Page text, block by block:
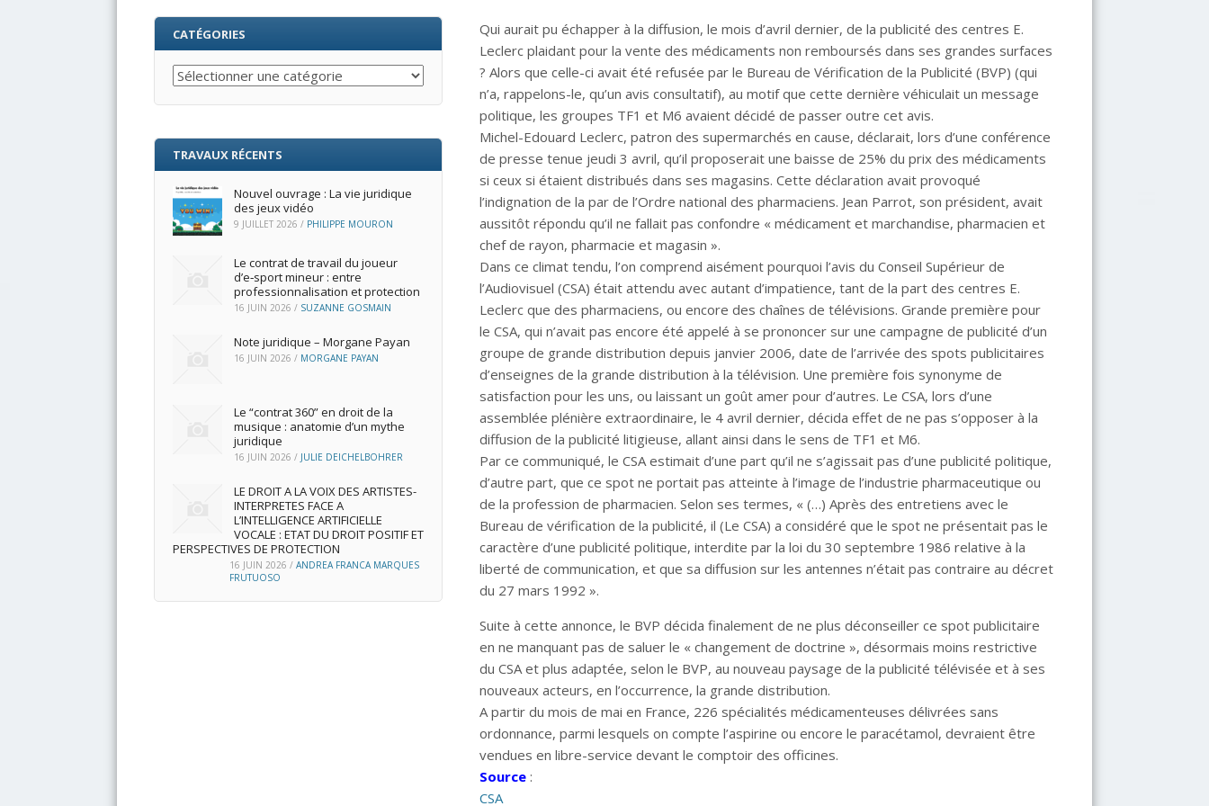
Qui aurait pu échapper à la diffusion, le mois d’avril dernier, de la publicité des centres E.
Leclerc plaidant pour la vente des médicaments non remboursés dans ses grandes surfaces
? Alors que celle-ci avait été refusée par le Bureau de Vérification de la Publicité (BVP) (qui
n’a, rappelons-le, qu’un avis consultatif), au motif que cette dernière véhiculait un message
politique, les groupes TF1 et M6 avaient décidé de passer outre cet avis.
Michel-Edouard Leclerc, patron des supermarchés en cause, déclarait, lors d’une conférence
de presse tenue jeudi 3 avril, qu’il proposerait une baisse de 25% du prix des médicaments
si ceux si étaient distribués dans ses magasins. Cette déclaration avait provoqué
l’indignation de la par de l’Ordre national des pharmaciens. Jean Parrot, son président, avait
aussitôt répondu qu’il ne fallait pas confondre « médicament et marchandise, pharmacien et
chef de rayon, pharmacie et magasin ».
Dans ce climat tendu, l’on comprend aisément pourquoi l’avis du Conseil Supérieur de
l’Audiovisuel (CSA) était attendu avec autant d’impatience, tant de la part des centres E.
Leclerc que des pharmaciens, ou encore des chaînes de télévisions. Grande première pour
le CSA, qui n’avait pas encore été appelé à se prononcer sur une campagne de publicité d’un
groupe de grande distribution depuis janvier 2006, date de l’arrivée des spots publicitaires
d’enseignes de la grande distribution à la télévision. Une première fois synonyme de
satisfaction pour les uns, ou laissant un goût amer pour d’autres. Le CSA, lors d’une
assemblée plénière extraordinaire, le 4 avril dernier, décida effet de ne pas s’opposer à la
diffusion de la publicité litigieuse, allant ainsi dans le sens de TF1 et M6.
Par ce communiqué, le CSA estimait d’une part qu’il ne s’agissait pas d’une publicité politique,
d’autre part, que ce spot ne portait pas atteinte à l’image de l’industrie pharmaceutique ou
de la profession de pharmacien. Selon ses termes, « (…) Après des entretiens avec le
Bureau de vérification de la publicité, il (Le CSA) a considéré que le spot ne présentait pas le
caractère d’une publicité politique, interdite par la loi du 30 septembre 1986 relative à la
liberté de communication, et que sa diffusion sur les antennes n’était pas contraire au décret
du 27 mars 1992 ».
Suite à cette annonce, le BVP décida finalement de ne plus déconseiller ce spot publicitaire
en ne manquant pas de saluer le « changement de doctrine », désormais moins restrictive
du CSA et plus adaptée, selon le BVP, au nouveau paysage de la publicité télévisée et à ses
nouveaux acteurs, en l’occurrence, la grande distribution.
A partir du mois de mai en France, 226 spécialités médicamenteuses délivrées sans
ordonnance, parmi lesquels on compte l’aspirine ou encore le paracétamol, devraient être
vendues en libre-service devant le comptoir des officines.
Source:
CSA
CATÉGORIES
Catégories
TRAVAUX RÉCENTS
Nouvel ouvrage : La vie juridique
des jeux vidéo
9 JUILLET 2026 / PHILIPPE MOURON
Le contrat de travail du joueur
d’e‑sport mineur : entre
professionnalisation et protection
16 JUIN 2026 / SUZANNE GOSMAIN
Note juridique – Morgane Payan
16 JUIN 2026 / MORGANE PAYAN
Le “contrat 360” en droit de la
musique : anatomie d’un mythe
juridique
16 JUIN 2026 / JULIE DEICHELBOHRER
LE DROIT A LA VOIX DES ARTISTES-
INTERPRETES FACE A
L’INTELLIGENCE ARTIFICIELLE
VOCALE : ETAT DU DROIT POSITIF ET
PERSPECTIVES DE PROTECTION
16 JUIN 2026 / ANDREA FRANCA MARQUES
FRUTUOSO